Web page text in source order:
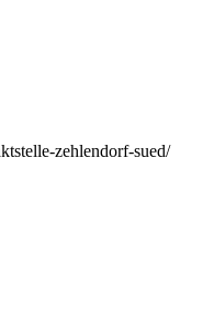
zehlendorf-sued/